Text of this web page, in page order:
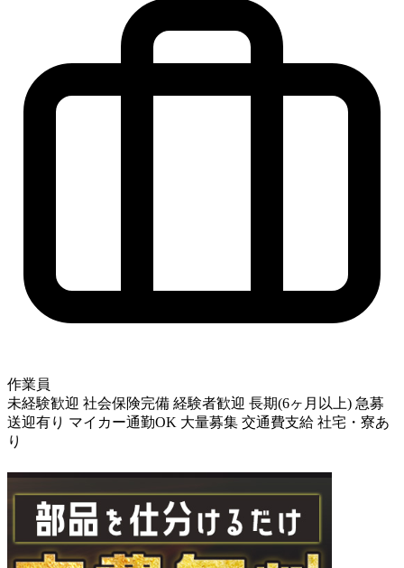
作業員
未経験歓迎 社会保険完備 経験者歓迎 長期(6ヶ月以上) 急募
送迎有り マイカー通勤OK 大量募集 交通費支給 社宅・寮あ
り